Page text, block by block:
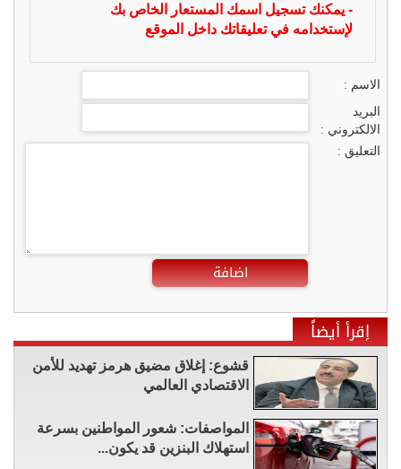
- يمكنك تسجيل اسمك المستعار الخاص بك
لإستخدامه في تعليقاتك داخل الموقع
الاسم :
البريد
الالكتروني :
التعليق :
اضافة
إقرأ أيضاً
قشوع: إغلاق مضيق هرمز تهديد للأمن
الاقتصادي العالمي
المواصفات: شعور المواطنين بسرعة
استهلاك البنزين قد يكون...